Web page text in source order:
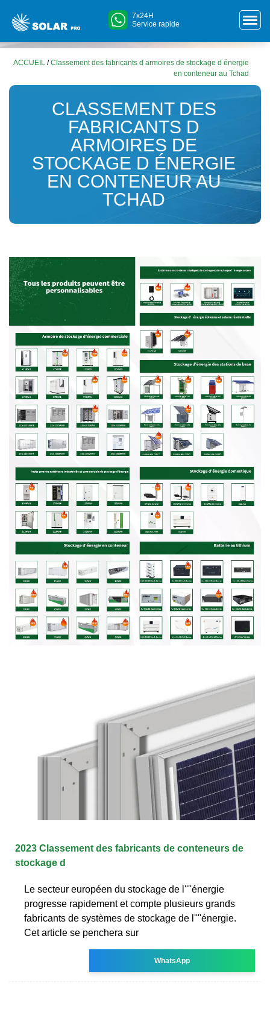
7x24H
Service rapide
ACCUEIL /Classement des fabricants d armoires de stockage d énergie
en conteneur au Tchad
CLASSEMENT DES
FABRICANTS D
ARMOIRES DE
STOCKAGE D ÉNERGIE
EN CONTENEUR AU
TCHAD
2023 Classement des fabricants de conteneurs de
stockage d
Le secteur européen du stockage de l''''énergie
progresse rapidement et compte plusieurs grands
fabricants de systèmes de stockage de l''''énergie.
Cet article se penchera sur
WhatsApp